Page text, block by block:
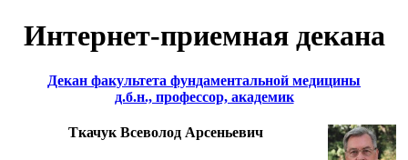
Интернет-приемная декана
Декан факультета фундаментальной медицины
д.б.н., профессор, академик
Ткачук Всеволод Арсеньевич